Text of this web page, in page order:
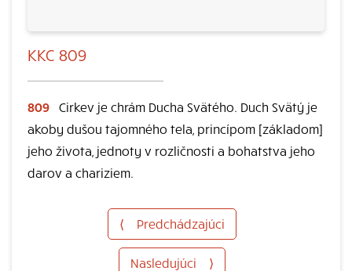
KKC 809
809 Cirkev je chrám Ducha Svätého. Duch Svätý je
akoby dušou tajomného tela, princípom [základom]
jeho života, jednoty v rozličnosti a bohatstva jeho
darov a chariziem.
⟨ Predchádzajúci
Nasledujúci ⟩